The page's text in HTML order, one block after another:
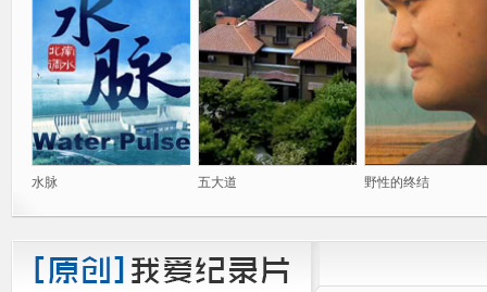
水脉 五大道 野性的终结